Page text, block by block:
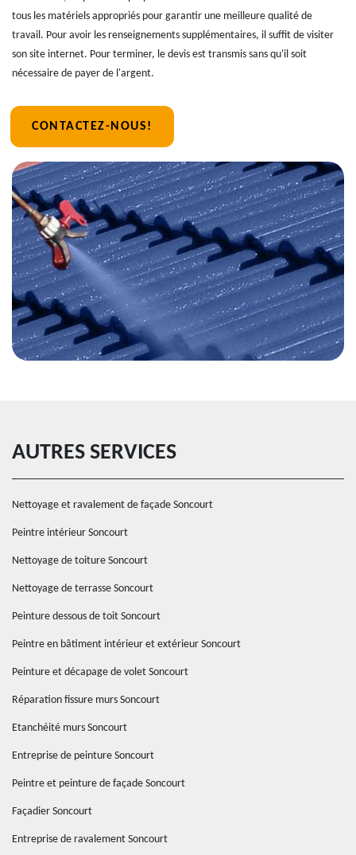
tous les matériels appropriés pour garantir une meilleure qualité de
travail. Pour avoir les renseignements supplémentaires, il suffit de visiter
son site internet. Pour terminer, le devis est transmis sans qu'il soit
nécessaire de payer de l'argent.
CONTACTEZ-NOUS!
AUTRES SERVICES
Nettoyage et ravalement de façade Soncourt
Peintre intérieur Soncourt
Nettoyage de toiture Soncourt
Nettoyage de terrasse Soncourt
Peinture dessous de toit Soncourt
Peintre en bâtiment intérieur et extérieur Soncourt
Peinture et décapage de volet Soncourt
Réparation fissure murs Soncourt
Etanchéité murs Soncourt
Entreprise de peinture Soncourt
Peintre et peinture de façade Soncourt
Façadier Soncourt
Entreprise de ravalement Soncourt